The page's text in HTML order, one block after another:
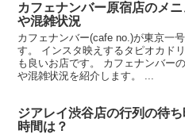
カフェナンバー原宿店のメ
や混雑状況
カフェナンバー(cafe no.)が東京一
す。 インスタ映えするタピオカド
も良いお店です。 カフェナンバー
や混雑状況を紹介します。 ...
ジアレイ渋谷店の行列の待
時間は？